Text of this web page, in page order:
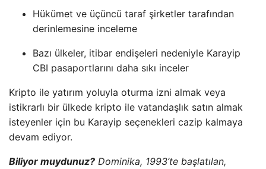
Hükümet ve üçüncü taraf şirketler tarafından
derinlemesine inceleme
Bazı ülkeler, itibar endişeleri nedeniyle Karayip
CBI pasaportlarını daha sıkı inceler
Kripto ile yatırım yoluyla oturma izni almak veya
istikrarlı bir ülkede kripto ile vatandaşlık satın almak
isteyenler için bu Karayip seçenekleri cazip kalmaya
devam ediyor.
Biliyor muydunuz? Dominika, 1993’te başlatılan,